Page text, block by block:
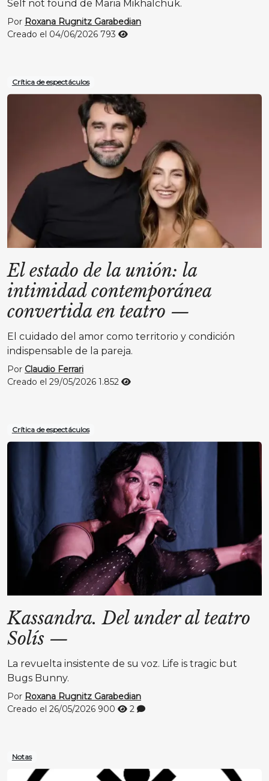
Self not found de Maria Mikhalchuk.
Por Roxana Rugnitz Garabedian
Creado el 04/06/2026 793
Crítica de espectáculos
El estado de la unión: la
intimidad contemporánea
convertida en teatro —
El cuidado del amor como territorio y condición
indispensable de la pareja.
Por Claudio Ferrari
Creado el 29/05/2026 1.852
Crítica de espectáculos
Kassandra. Del under al teatro
Solís —
La revuelta insistente de su voz. Life is tragic but
Bugs Bunny.
Por Roxana Rugnitz Garabedian
Creado el 26/05/2026 900 2
Notas